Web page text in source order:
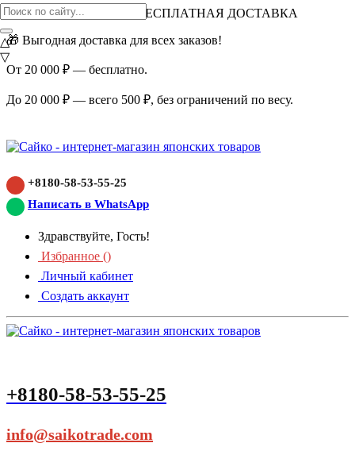
ВНИМАНИЕ АКЦИЯ!
БЕСПЛАТНАЯ ДОСТАВКА
🎁 Выгодная доставка для всех заказов!
От 20 000 ₽ — бесплатно.
До 20 000 ₽ — всего 500 ₽, без ограничений по весу.
+8180-58-53-55-25
Написать в WhatsApp
Здравствуйте, Гость!
Избранное ()
Личный кабинет
Создать аккаунт
+8180-58-53-55-25
info@saikotrade.com
△
▽